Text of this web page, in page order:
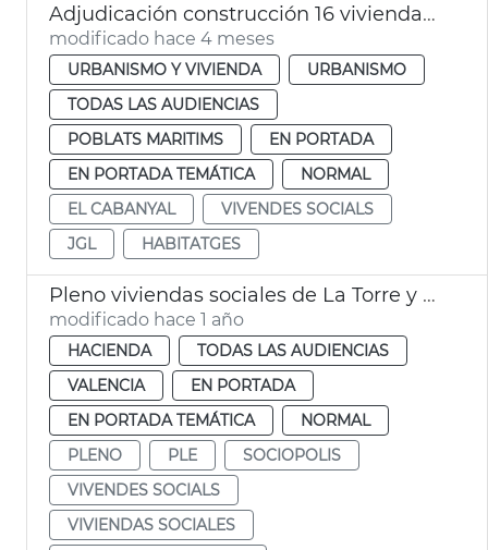
Adjudicación construcción 16 viviendas sociales el Cabanyal
modificado hace 4 meses
URBANISMO Y VIVIENDA
URBANISMO
TODAS LAS AUDIENCIAS
POBLATS MARITIMS
EN PORTADA
EN PORTADA TEMÁTICA
NORMAL
EL CABANYAL
VIVENDES SOCIALS
JGL
HABITATGES
Pleno viviendas sociales de La Torre y sexta modificación presupuestaria
modificado hace 1 año
HACIENDA
TODAS LAS AUDIENCIAS
VALENCIA
EN PORTADA
EN PORTADA TEMÁTICA
NORMAL
PLENO
PLE
SOCIOPOLIS
VIVENDES SOCIALS
VIVIENDAS SOCIALES